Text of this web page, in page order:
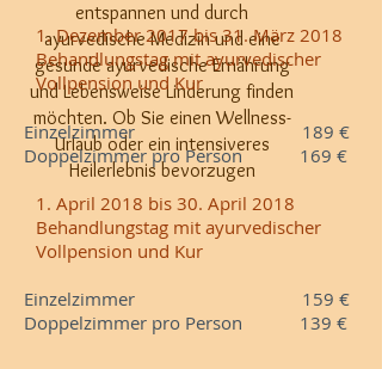
entspannen und durch
ayurvedische Medizin und eine
gesunde ayurvedische Ernährung
und Lebensweise Linderung finden
möchten. Ob Sie einen Wellness-
Urlaub oder ein intensiveres
Heilerlebnis bevorzugen
1. Dezember 2017 bis 31. März 2018
Behandlungstag mit ayurvedischer
Vollpension und Kur
Einzelzimmer 189 €
Doppelzimmer pro Person 169 €
1. April 2018 bis 30. April 2018
Behandlungstag mit ayurvedischer
Vollpension und Kur
Einzelzimmer 159 €
Doppelzimmer pro Person 139 €